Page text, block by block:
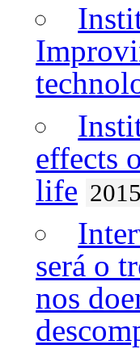
effects
life 2015
será o
nos